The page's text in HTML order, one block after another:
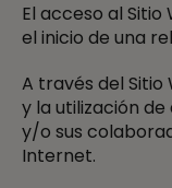
El acceso al
el inicio de una
A través del Sitio
y la utilización
y/o sus
Internet.